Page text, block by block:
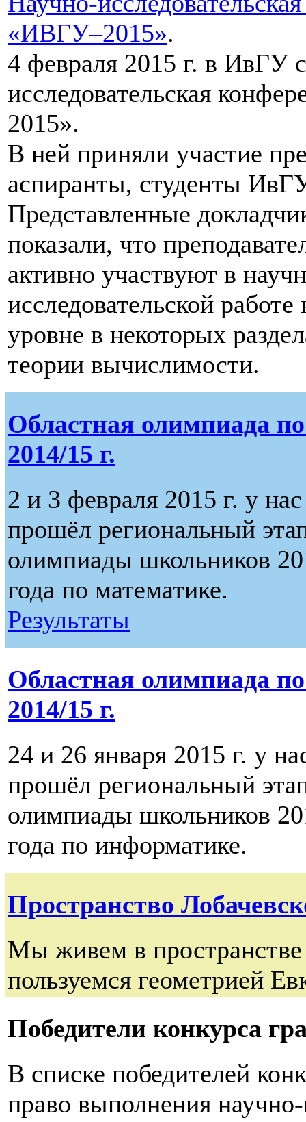
«ИВГУ–2015».
4 февраля 2015 г. в ИвГУ
исследовательская
2015».
В ней приняли участие
аспиранты, студенты
Представленные
показали, что
активно участвуют в
исследовательской
уровне в некоторых
теории вычислимости.
Областная олимпиада
2014/15 г.
2 и 3 февраля 2015 г. у
прошёл региональный
олимпиады школьников
года по математике.
Результаты
Областная олимпиада
2014/15 г.
24 и 26 января 2015 г. у
прошёл региональный
олимпиады школьников
года по информатике.
Пространство
Мы живем в пространстве
пользуемся геометрией
Победители конкурса
В списке победителей
право выполнения научно-